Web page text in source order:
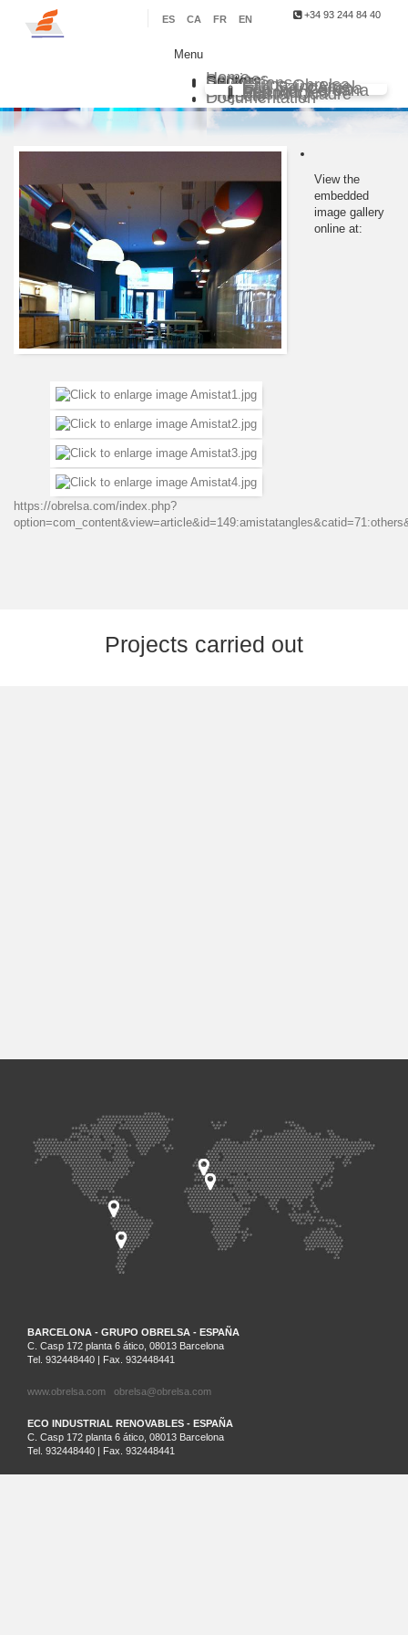
+34 93 244 84 40
ES CA FR EN
Menu
Home
Services
Sectors
Delegations
Grupo Obrelsa
Sarl Saim Argel
Eco Ind. Chilena
Eco Ind. Peruana
Eco Ind. Renovables
Master Quadre
Projects
Documentation
View the
embedded
image gallery
online at:
https://obrelsa.com/index.php?
Projects carried out
BARCELONA - GRUPO OBRELSA - ESPAÑA
C. Casp 172 planta 6 ático, 08013 Barcelona
Tel. 932448440 | Fax. 932448441
www.obrelsa.com obrelsa@obrelsa.com
ECO INDUSTRIAL RENOVABLES - ESPAÑA
C. Casp 172 planta 6 ático, 08013 Barcelona
Tel. 932448440 | Fax. 932448441